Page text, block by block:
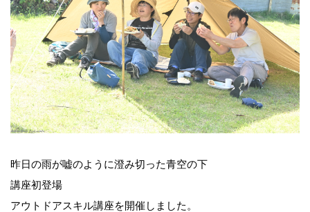
昨日の雨が嘘のように澄み切った青空の下
講座初登場
アウトドアスキル講座を開催しました。